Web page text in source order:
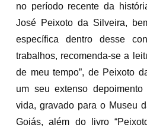
no período recente da
José Peixoto da Silveira,
específica dentro desse
trabalhos, recomenda-se a
de meu tempo”, de Peixoto
um seu extenso
vida, gravado para o Museu
Goiás, além do livro